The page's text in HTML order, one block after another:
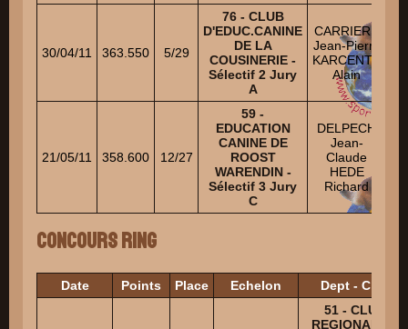
30/04/11 363.550 5/29
76 - CLUB
D'EDUC.CANINE
DE LA
COUSINERIE -
Sélectif 2 Jury
A
CARRIERE
Jean-Pierre
KARCENTY
Alain
21/05/11 358.600 12/27
59 -
EDUCATION
CANINE DE
ROOST
WARENDIN -
Sélectif 3 Jury
C
DELPECH
Jean-
Claude
HEDE
Richard
Concours Ring
Date Points Place Echelon
Dept - Club
51 - CLUB
REGIONAL DE